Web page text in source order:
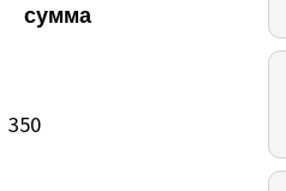
сумма
350